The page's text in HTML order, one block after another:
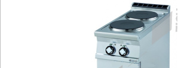
Vařiče a výrobníky těstovin